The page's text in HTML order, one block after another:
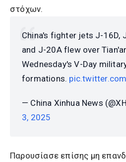
στόχων.
China's fighter jets J-16D,
and J-20A flew over
Wednesday's V-Day
formations.
— China Xinhua News
3, 2025
Παρουσίασε επίσης μη